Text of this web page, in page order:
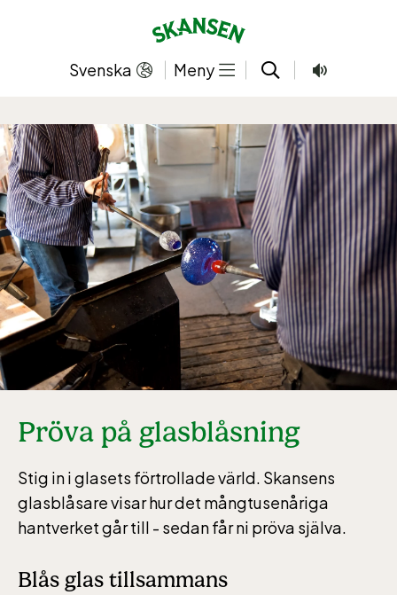
Svenska Meny
Pröva på glasblåsning
Stig in i glasets förtrollade värld. Skansens
glasblåsare visar hur det mångtusenåriga
hantverket går till - sedan får ni pröva själva.
Blås glas tillsammans